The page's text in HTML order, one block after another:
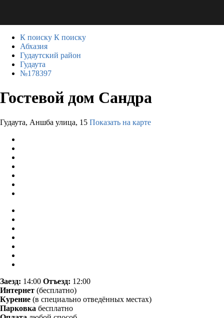
К поиску К поиску
Абхазия
Гудаутский район
Гудаута
№178397
Гостевой дом Сандра
Гудаута, Аншба улица, 15 Показать на карте
Заезд: 14:00 Отъезд: 12:00
Интернет (бесплатно)
Курение (в специально отведённых местах)
Парковка бесплатно